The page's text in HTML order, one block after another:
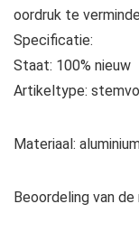
oordruk te
Specificatie:
Staat: 100% nieuw
Artikeltype:
Materiaal:
Beoordeling van